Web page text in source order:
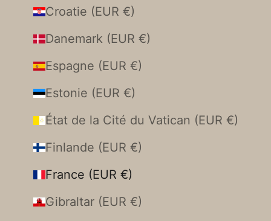
Croatie (EUR €)
Danemark (EUR €)
Espagne (EUR €)
Estonie (EUR €)
État de la Cité du Vatican (EUR €)
Finlande (EUR €)
France (EUR €)
Gibraltar (EUR €)